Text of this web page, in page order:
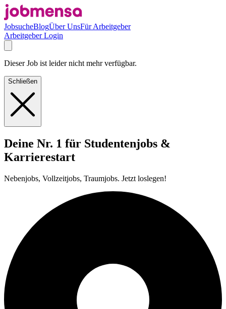
JobsucheBlogÜber UnsFür Arbeitgeber
Arbeitgeber Login
Dieser Job ist leider nicht mehr verfügbar.
Schließen
Deine Nr. 1 für Studentenjobs &
Karrierestart
Nebenjobs, Vollzeitjobs, Traumjobs. Jetzt loslegen!